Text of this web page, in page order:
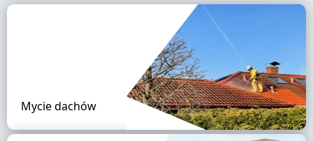
Mycie dachów